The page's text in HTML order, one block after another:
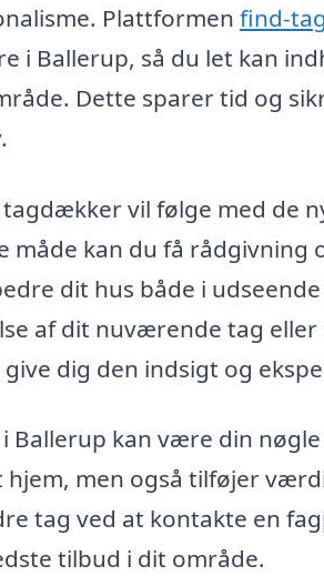
Plattformen find-
i Ballerup, så du let kan
Dette sparer tid og
vil følge med de
måde kan du få rådgivning
dit hus både i
af dit nuværende tag
dig den indsigt og
Ballerup kan være din
men også tilføjer
tag ved at kontakte en
tilbud i dit område.